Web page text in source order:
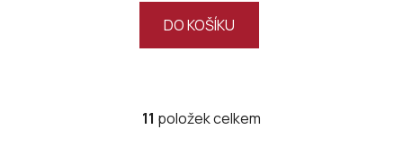
DO KOŠÍKU
O
11 položek celkem